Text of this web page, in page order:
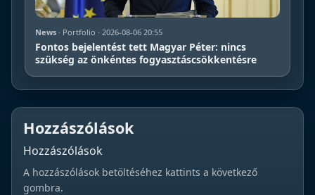
News · Portfolio · 2026-08-06 20:55
Fontos bejelentést tett Magyar Péter: nincs
szükség az önkéntes fogyasztáscsökkentésre
Hozzászólások
Hozzászólások
A hozzászólások betöltéséhez kattints a következő
gombra.